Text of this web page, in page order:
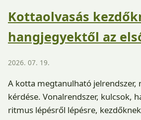
Kottaolvasás
hangjegyektől az
2026. 07. 19.
A kotta megtanulható jelrendszer,
kérdése. Vonalrendszer, kulcsok,
ritmus lépésről lépésre,